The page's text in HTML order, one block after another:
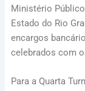
Ministério
Estado do Rio
encargos
celebrados com
Para a Quarta